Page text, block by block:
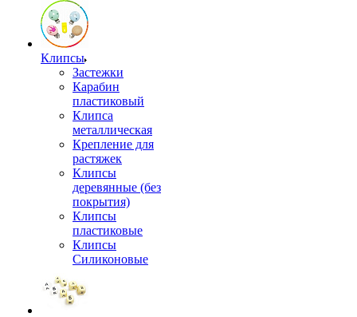
Клипсы
Застежки
Карабин
пластиковый
Клипса
металлическая
Крепление для
растяжек
Клипсы
деревянные (без
покрытия)
Клипсы
пластиковые
Клипсы
Силиконовые